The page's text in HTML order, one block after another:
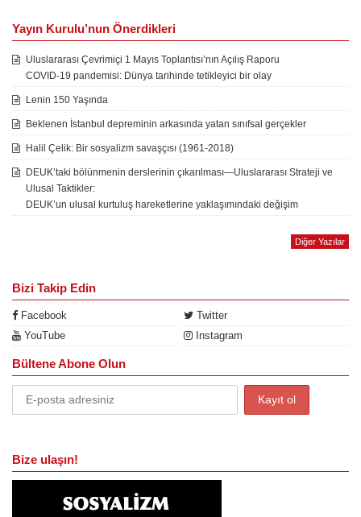
Yayın Kurulu’nun Önerdikleri
Uluslararası Çevrimiçi 1 Mayıs Toplantısı’nın Açılış Raporu
COVID-19 pandemisi: Dünya tarihinde tetikleyici bir olay
Lenin 150 Yaşında
Beklenen İstanbul depreminin arkasında yatan sınıfsal gerçekler
Halil Çelik: Bir sosyalizm savaşçısı (1961-2018)
DEUK’taki bölünmenin derslerinin çıkarılması—Uluslararası Strateji ve
Ulusal Taktikler:
DEUK’un ulusal kurtuluş hareketlerine yaklaşımındaki değişim
Diğer Yazılar
Bizi Takip Edin
Facebook
Twitter
YouTube
Instagram
Bültene Abone Olun
Bize ulaşın!